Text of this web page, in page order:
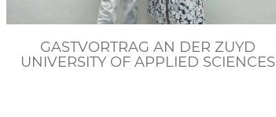
GASTVORTRAG AN DER ZUYD
UNIVERSITY OF APPLIED SCIENCES